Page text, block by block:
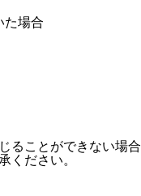
た場合
ることができない場合
ください。